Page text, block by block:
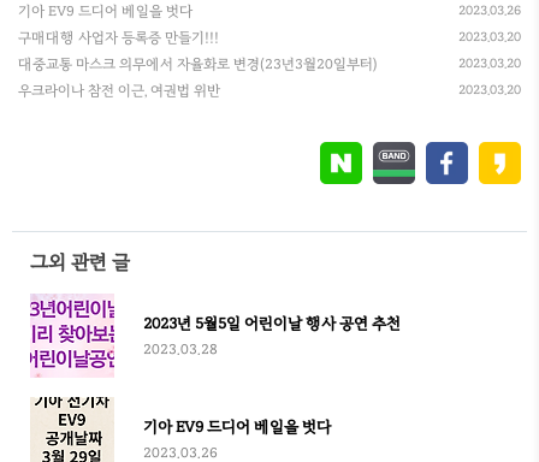
기아 EV9 드디어 베일을 벗다 2023.03.26
구매대행 사업자 등록증 만들기!!! 2023.03.20
대중교통 마스크 의무에서 자율화로 변경(23년3월20일부터) 2023.03.20
우크라이나 참전 이근, 여권법 위반 2023.03.20
그외 관련 글
2023년 5월5일 어린이날 행사 공연 추천
2023.03.28
기아 EV9 드디어 베일을 벗다
2023.03.26